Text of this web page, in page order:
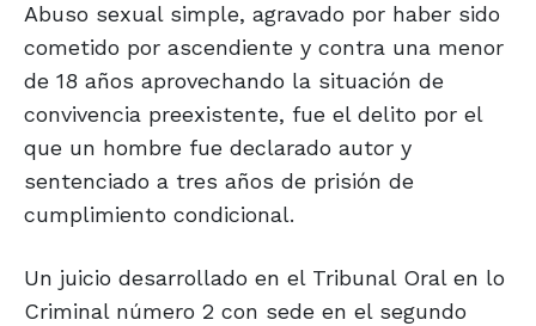
Abuso sexual simple, agravado por haber sido
cometido por ascendiente y contra una menor
de 18 años aprovechando la situación de
convivencia preexistente, fue el delito por el
que un hombre fue declarado autor y
sentenciado a tres años de prisión de
cumplimiento condicional.
Un juicio desarrollado en el Tribunal Oral en lo
Criminal número 2 con sede en el segundo